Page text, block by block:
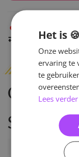
Indien op
Artikelnummer
Het is
Onze
ervaring te
te
Lees verder